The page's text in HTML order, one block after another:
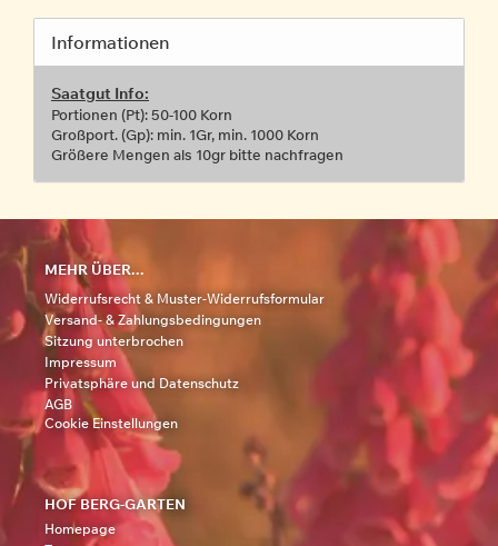
Informationen
Saatgut Info:
Portionen (Pt): 50-100 Korn
Großport. (Gp): min. 1Gr, min. 1000 Korn
Größere Mengen als 10gr bitte nachfragen
MEHR ÜBER...
Widerrufsrecht & Muster-Widerrufsformular
Versand- & Zahlungsbedingungen
Sitzung unterbrochen
Impressum
Privatsphäre und Datenschutz
AGB
Cookie Einstellungen
HOF BERG-GARTEN
Homepage